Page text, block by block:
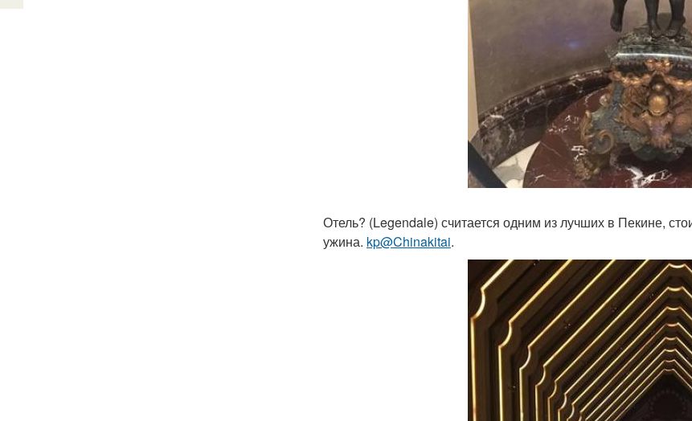
Отель? (Legendale) считается одним из лучших в Пекине,
ужина. kp@Chinakitai.